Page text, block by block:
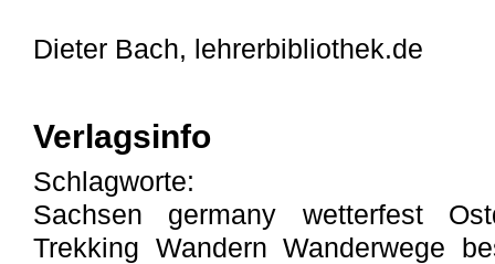
Dieter Bach, lehrerbibliothek.de
Verlagsinfo
Schlagworte:
Sachsen germany wetterfest
Trekking Wandern Wanderwege